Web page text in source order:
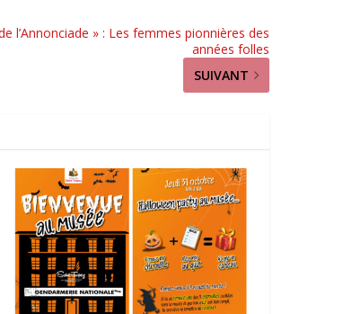
l’Annonciade » : Les femmes pionnières des
années folles
SUIVANT